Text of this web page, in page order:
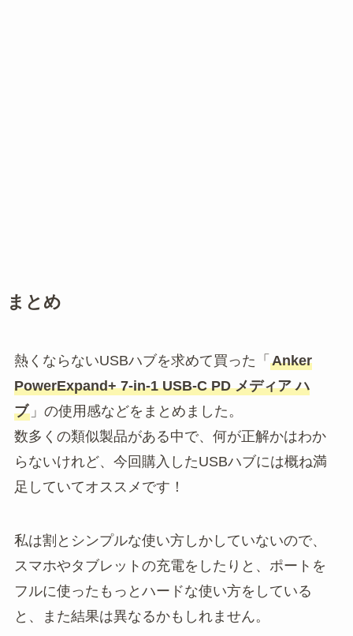
まとめ
熱くならないUSBハブを求めて買った「 Anker
PowerExpand+ 7-in-1 USB-C PD メディア ハ
ブ」の使用感などをまとめました。
数多くの類似製品がある中で、何が正解かはわか
らないけれど、今回購入したUSBハブには概ね満
足していてオススメです！
私は割とシンプルな使い方しかしていないので、
スマホやタブレットの充電をしたりと、ポートを
フルに使ったもっとハードな使い方をしている
と、また結果は異なるかもしれません。